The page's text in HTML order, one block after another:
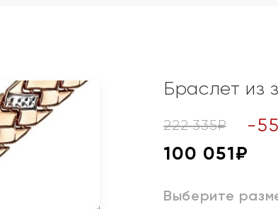
Браслет из
222 335₽ -55
100 051₽
Выберите